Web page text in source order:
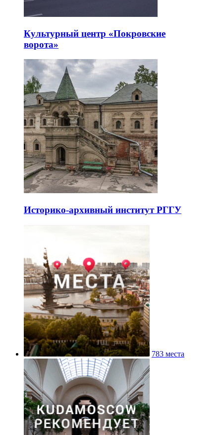
Культурный центр «Покровские
ворота»
Историко-архивный институт РГГУ
783 места